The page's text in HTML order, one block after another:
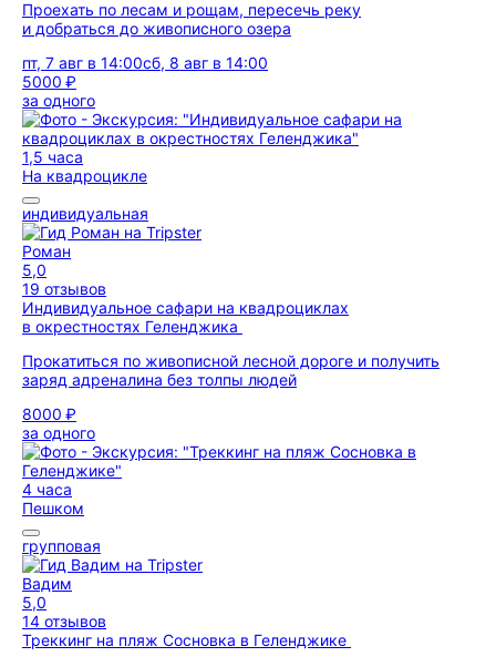
Проехать по лесам и рощам, пересечь реку
и добраться до живописного озера
пт, 7 авг в 14:00сб, 8 авг в 14:00
5000 ₽
за одного
1,5 часа
На квадроцикле
индивидуальная
Роман
5,0
19 отзывов
Индивидуальное сафари на квадроциклах
в окрестностях Геленджика
Прокатиться по живописной лесной дороге и получить
заряд адреналина без толпы людей
8000 ₽
за одного
4 часа
Пешком
групповая
Вадим
5,0
14 отзывов
Треккинг на пляж Сосновка в Геленджике